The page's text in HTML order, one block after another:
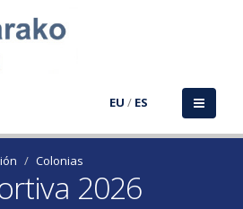
EU / ES
Colonias
2026